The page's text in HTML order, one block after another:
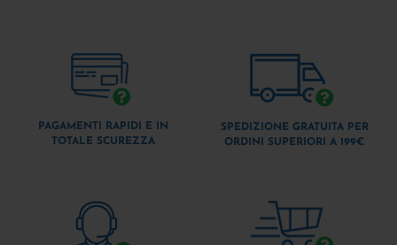
PAGAMENTI RAPIDI E IN
TOTALE SCUREZZA
SPEDIZIONE GRATUITA PER
ORDINI SUPERIORI A 199€